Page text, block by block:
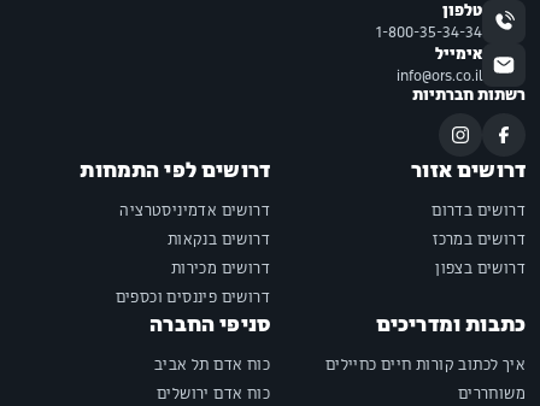
טלפון
1-800-35-34-34
אימייל
info@ors.co.il
רשתות חברתיות
דרושים אזור
דרושים בדרום
דרושים במרכז
דרושים בצפון
דרושים לפי התמחות
דרושים אדמיניסטרציה
דרושים בנקאות
דרושים מכירות
דרושים פיננסים וכספים
כתבות ומדריכים
איך לכתוב קורות חיים כחיילים
משוחררים
סניפי החברה
כוח אדם תל אביב
כוח אדם ירושלים